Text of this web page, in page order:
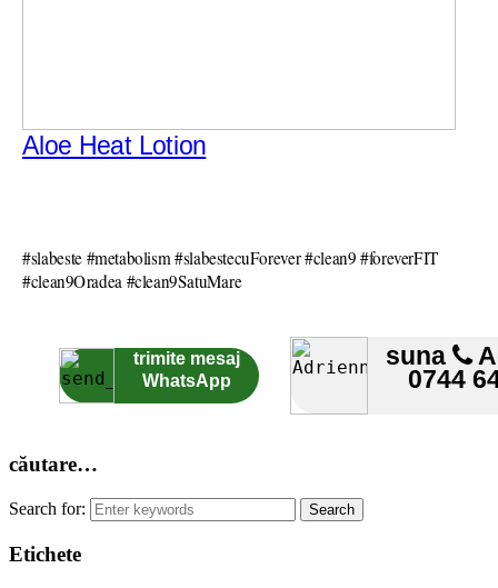
Aloe Heat Lotion
#slabeste #metabolism #slabestecuForever #clean9 #foreverFIT
#clean9Oradea #clean9SatuMare
trimite mesaj
WhatsApp
suna
0744
căutare…
Search for:
Etichete